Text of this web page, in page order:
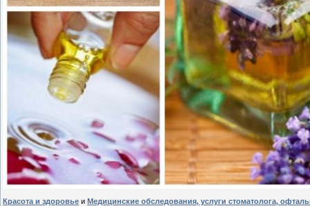
Красота и здоровье и Медицинские обследования, услуги стоматолога,